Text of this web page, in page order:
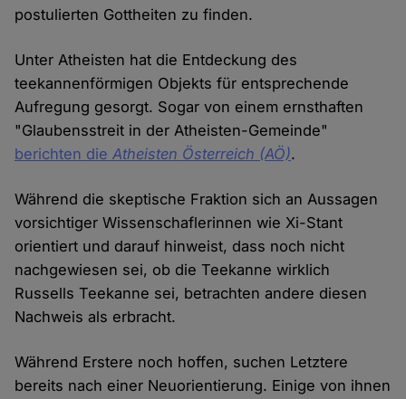
postulierten Gottheiten zu finden.
Unter Atheisten hat die Entdeckung des
teekannenförmigen Objekts für entsprechende
Aufregung gesorgt. Sogar von einem ernsthaften
"Glaubensstreit in der Atheisten-Gemeinde"
berichten dieAtheisten Österreich (AÖ).
Während die skeptische Fraktion sich an Aussagen
vorsichtiger Wissenschaflerinnen wie Xi-Stant
orientiert und darauf hinweist, dass noch nicht
nachgewiesen sei, ob die Teekanne wirklich
Russells Teekanne sei, betrachten andere diesen
Nachweis als erbracht.
Während Erstere noch hoffen, suchen Letztere
bereits nach einer Neuorientierung. Einige von ihnen